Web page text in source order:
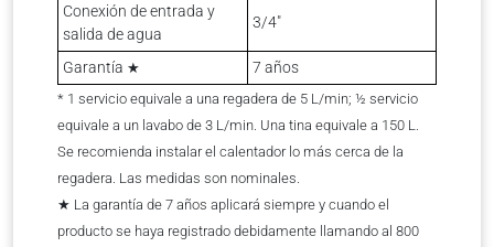
Conexión de entrada y
salida de agua
3/4″
Garantía ★ 7 años
* 1 servicio equivale a una regadera de 5 L/min; ½ servicio
equivale a un lavabo de 3 L/min. Una tina equivale a 150 L.
Se recomienda instalar el calentador lo más cerca de la
regadera. Las medidas son nominales.
★ La garantía de 7 años aplicará siempre y cuando el
producto se haya registrado debidamente llamando al 800